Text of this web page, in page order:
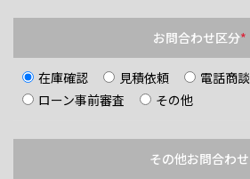
お問合わせ区分*
在庫確認 見積依頼 電話商談
ローン事前審査
その他
その他お問合わせ